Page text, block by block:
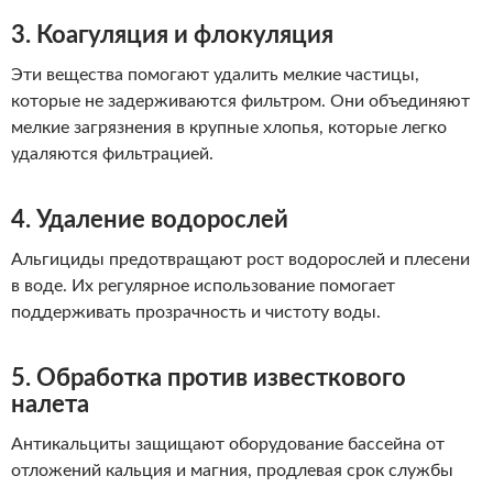
3. Коагуляция и флокуляция
Эти вещества помогают удалить мелкие частицы,
которые не задерживаются фильтром. Они объединяют
мелкие загрязнения в крупные хлопья, которые легко
удаляются фильтрацией.
4. Удаление водорослей
Альгициды предотвращают рост водорослей и плесени
в воде. Их регулярное использование помогает
поддерживать прозрачность и чистоту воды.
5. Обработка против известкового
налета
Антикальциты защищают оборудование бассейна от
отложений кальция и магния, продлевая срок службы